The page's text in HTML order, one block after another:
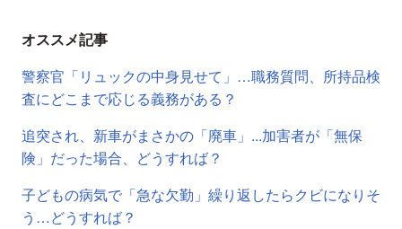
オススメ記事
警察官「リュックの中身見せて」…職務質問、所持品検
査にどこまで応じる義務がある？
追突され、新車がまさかの「廃車」...加害者が「無保
険」だった場合、どうすれば？
子どもの病気で「急な欠勤」繰り返したらクビになりそ
う…どうすれば？